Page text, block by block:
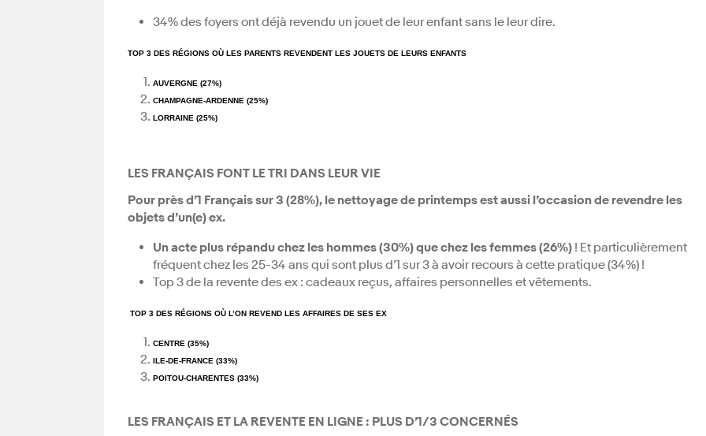
34% des foyers ont déjà revendu un jouet de leur enfant sans le leur dire.
TOP 3 DES RÉGIONS OÙ LES PARENTS REVENDENT LES JOUETS DE LEURS ENFANTS
AUVERGNE (27%)
CHAMPAGNE-ARDENNE (25%)
LORRAINE (25%)
LES FRANÇAIS FONT LE TRI DANS LEUR VIE
Pour près d’1 Français sur 3 (28%), le nettoyage de printemps est aussi l’occasion de revendre les
objets d’un(e) ex.
Un acte plus répandu chez les hommes (30%) que chez les femmes (26%) ! Et particulièrement
fréquent chez les 25-34 ans qui sont plus d’1 sur 3 à avoir recours à cette pratique (34%) !
Top 3 de la revente des ex : cadeaux reçus, affaires personnelles et vêtements.
TOP 3 DES RÉGIONS OÙ L’ON REVEND LES AFFAIRES DE SES EX
CENTRE (35%)
ILE-DE-FRANCE (33%)
POITOU-CHARENTES (33%)
LES FRANÇAIS ET LA REVENTE EN LIGNE : PLUS D’1/3 CONCERNÉS